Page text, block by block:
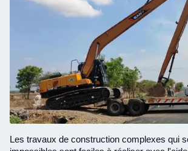
Les travaux de construction complexes qui